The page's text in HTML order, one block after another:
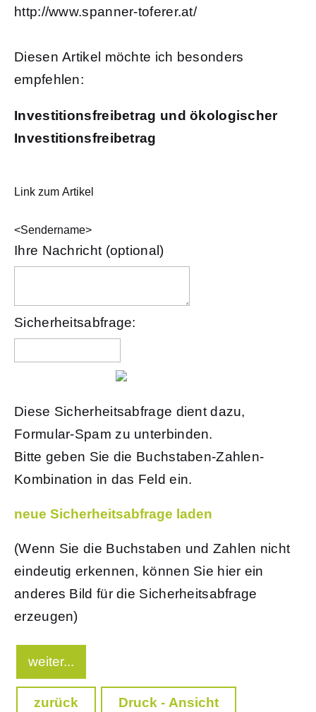
http://www.spanner-toferer.at/
Diesen Artikel möchte ich besonders
empfehlen:
Investitionsfreibetrag und ökologischer
Investitionsfreibetrag
Link zum Artikel
<Sendername>
Ihre Nachricht (optional)
Sicherheitsabfrage:
Diese Sicherheitsabfrage dient dazu,
Formular-Spam zu unterbinden.
Bitte geben Sie die Buchstaben-Zahlen-
Kombination in das Feld ein.
neue Sicherheitsabfrage laden
(Wenn Sie die Buchstaben und Zahlen nicht
eindeutig erkennen, können Sie hier ein
anderes Bild für die Sicherheitsabfrage
erzeugen)
zurück Druck - Ansicht